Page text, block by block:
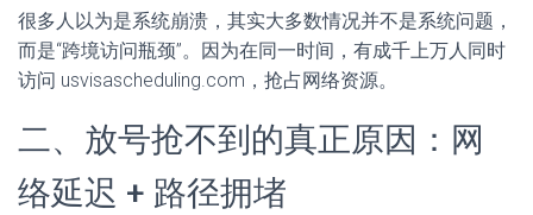
很多人以为是系统崩溃，其实大多数情况并不是系统问题，
而是“跨境访问瓶颈”。因为在同一时间，有成千上万人同时
访问 usvisascheduling.com，抢占网络资源。
二、放号抢不到的真正原因：网
络延迟 + 路径拥堵